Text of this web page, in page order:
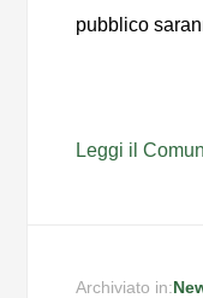
pubblico
Leggi il
Archiviato in: